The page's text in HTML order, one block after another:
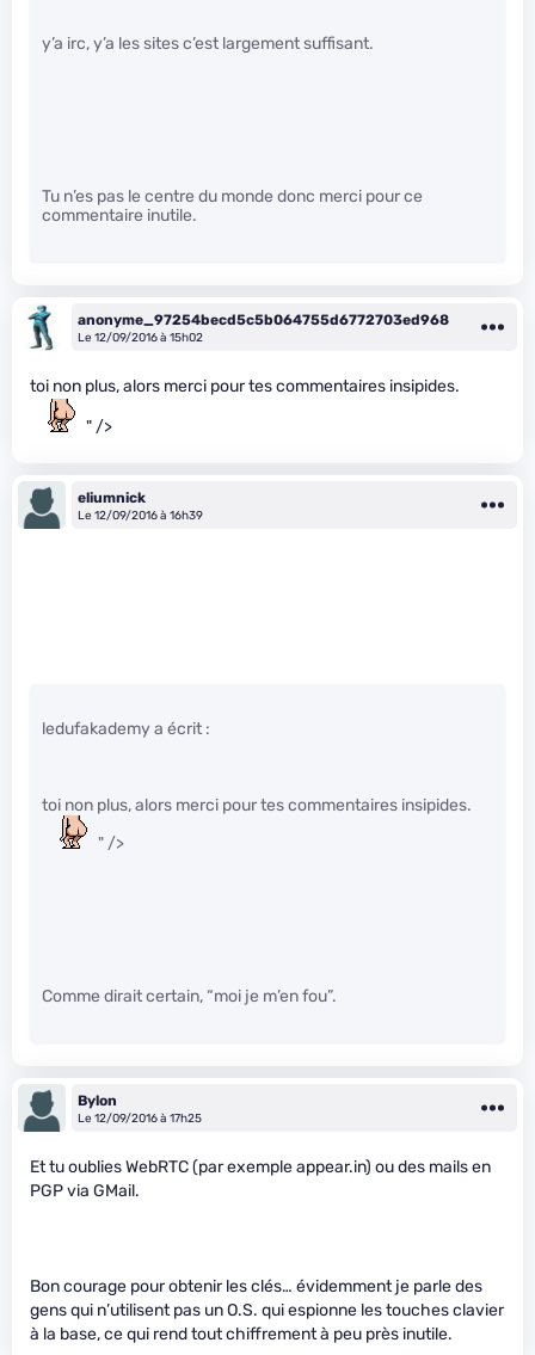
y’a irc, y’a les sites c’est largement suffisant.
Tu n’es pas le centre du monde donc merci pour ce
commentaire inutile.
anonyme_97254becd5c5b064755d6772703ed968
Le 12/09/2016 à 15h02
toi non plus, alors merci pour tes commentaires insipides.
" />
eliumnick
Le 12/09/2016 à 16h39
ledufakademy a écrit :
toi non plus, alors merci pour tes commentaires insipides.
" />
Comme dirait certain, “moi je m’en fou”.
Bylon
Le 12/09/2016 à 17h25
Et tu oublies WebRTC (par exemple appear.in) ou des mails en
PGP via GMail.
Bon courage pour obtenir les clés… évidemment je parle des
gens qui n’utilisent pas un O.S. qui espionne les touches clavier
à la base, ce qui rend tout chiffrement à peu près inutile.